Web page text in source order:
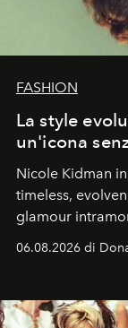
FASHION
La style
un'icona
Nicole Kidman
timeless,
glamour
06.08.2026 di